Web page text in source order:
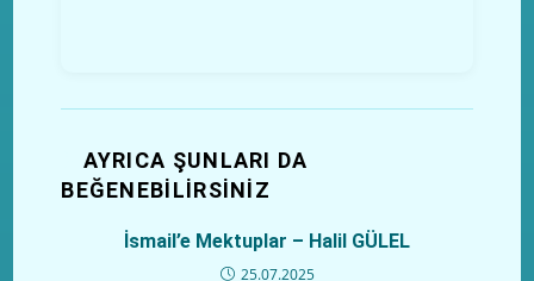
AYRICA ŞUNLARI DA
BEĞENEBILIRSINIZ
İsmail’e Mektuplar – Halil GÜLEL
25.07.2025